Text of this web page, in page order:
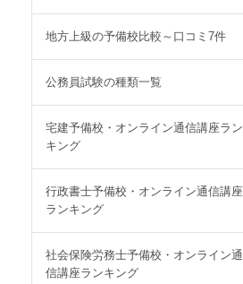
地方上級の予備校比較～口コミ7件
公務員試験の種類一覧
宅建予備校・オンライン通信講座ラン
キング
行政書士予備校・オンライン通信講座
ランキング
社会保険労務士予備校・オンライン通
信講座ランキング